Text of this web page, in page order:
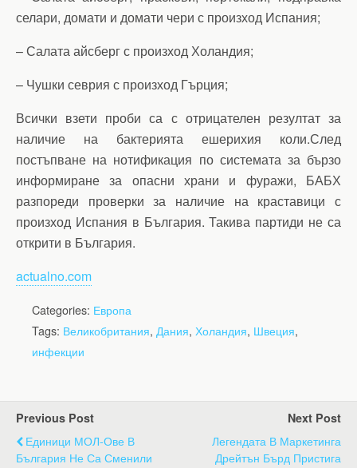
селари, домати и домати чери с произход Испания;
– Салата айсберг с произход Холандия;
– Чушки севрия с произход Гърция;
Всички взети проби са с отрицателен резултат за
наличие на бактерията ешерихия коли.След
постъпване на нотификация по системата за бързо
информиране за опасни храни и фуражи, БАБХ
разпореди проверки за наличие на краставици с
произход Испания в България. Такива партиди не са
открити в България.
actualno.com
Categories: Европа
Tags: Великобритания, Дания, Холандия, Швеция,
инфекции
Previous Post
Единици МОЛ-Ове В
България Не Са Сменили
Next Post
Легендата В Маркетинга
Дрейтън Бърд Пристига